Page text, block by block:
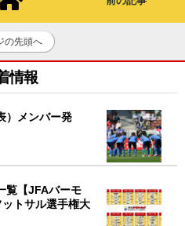
の先頭へ
情報
）メンバー発
覧【JFAバーモ
トサル選手権大